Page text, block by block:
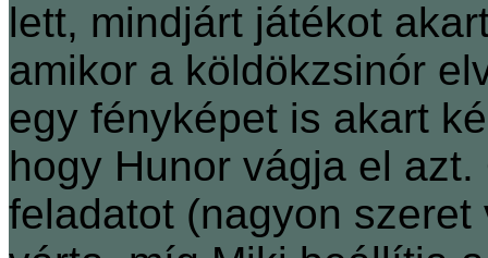
lett, mindjárt játékot
amikor a köldökzsinór
egy fényképet is akart
hogy Hunor vágja el
feladatot (nagyon